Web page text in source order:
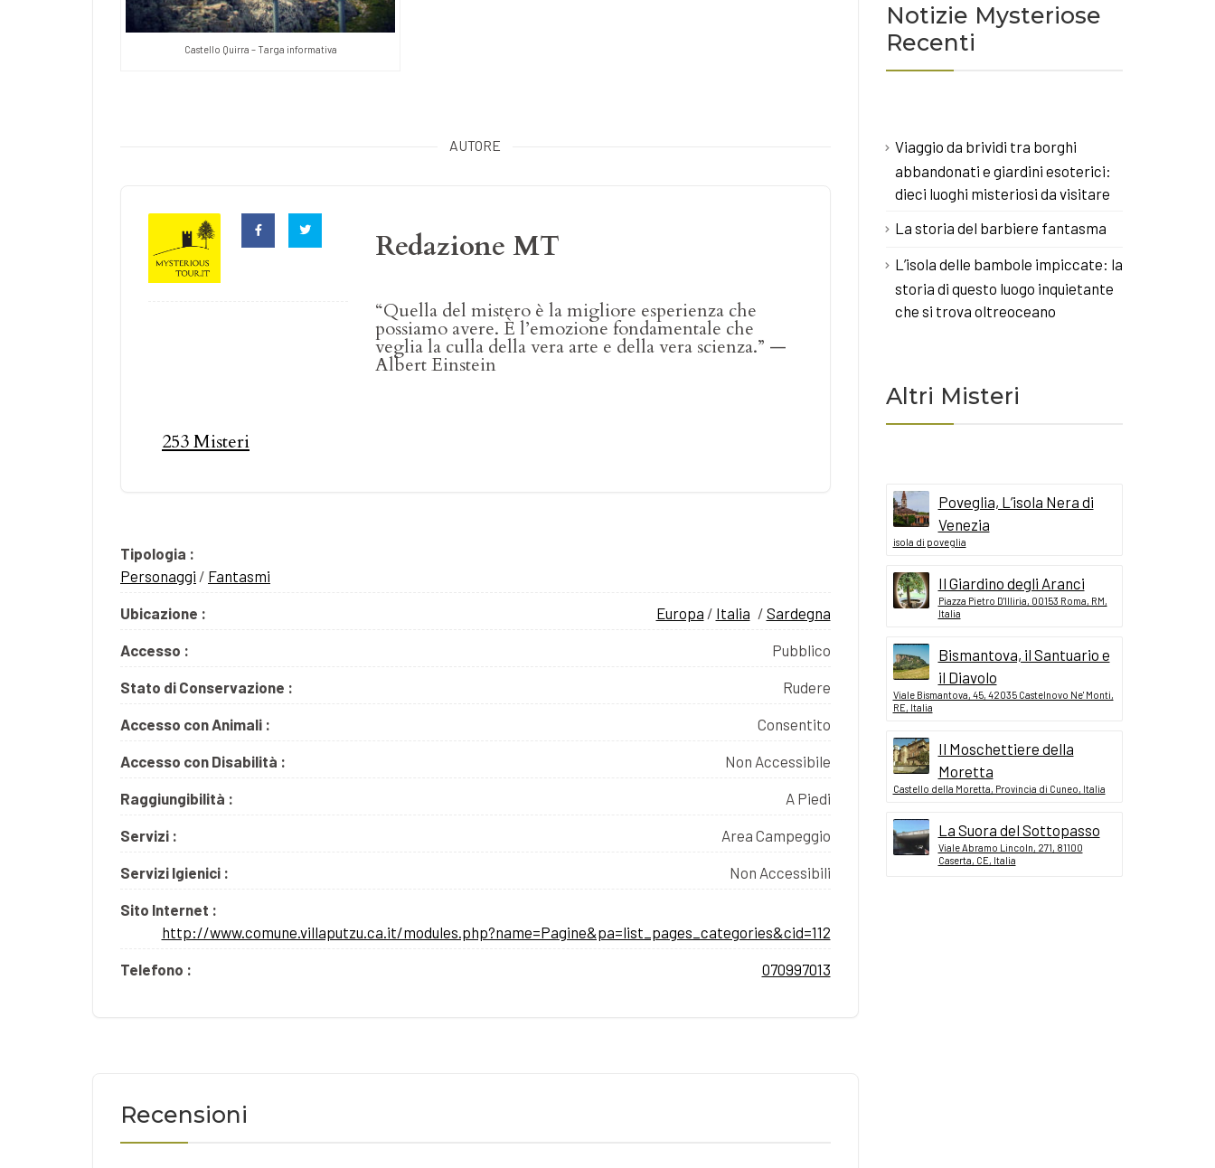
Castello Quirra – Targa informativa
AUTORE
Redazione MT
“Quella del mistero è la migliore esperienza che
possiamo avere. È l’emozione fondamentale che
veglia la culla della vera arte e della vera scienza.” —
Albert Einstein
253 Misteri
Tipologia :
Personaggi / Fantasmi
Ubicazione : Europa / Italia / Sardegna
Accesso : Pubblico
Stato di Conservazione : Rudere
Accesso con Animali : Consentito
Accesso con Disabilità : Non Accessibile
Raggiungibilità : A Piedi
Servizi : Area Campeggio
Servizi Igienici : Non Accessibili
Sito Internet :
http://www.comune.villaputzu.ca.it/modules.php?name=Pagine&pa=list_pages_categories&cid=112
Telefono : 070997013
Recensioni
Notizie Mysteriose
Recenti
Viaggio da brividi tra borghi
abbandonati e giardini esoterici:
dieci luoghi misteriosi da visitare
La storia del barbiere fantasma
L’isola delle bambole impiccate: la
storia di questo luogo inquietante
che si trova oltreoceano
Altri Misteri
Poveglia, L’isola Nera di
Venezia
isola di poveglia
Il Giardino degli Aranci
Piazza Pietro D'Illiria, 00153 Roma, RM,
Italia
Bismantova, il Santuario e
il Diavolo
Viale Bismantova, 45, 42035 Castelnovo Ne' Monti,
RE, Italia
Il Moschettiere della
Moretta
Castello della Moretta, Provincia di Cuneo, Italia
La Suora del Sottopasso
Viale Abramo Lincoln, 271, 81100
Caserta, CE, Italia